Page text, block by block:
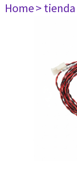
Home> tienda